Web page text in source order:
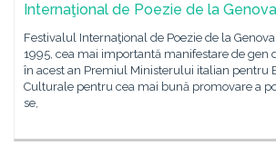
Internaţional de Poezie de la Genova
Festivalul Internaţional de Poezie de la
1995, cea mai importantă manifestare de gen
în acest an Premiul Ministerului italian pentru
Culturale pentru cea mai bună promovare a
se,